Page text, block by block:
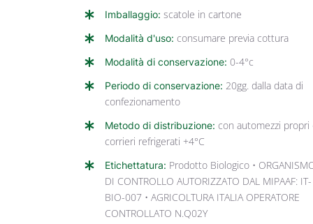
Imballaggio: scatole in cartone
Modalità d'uso: consumare previa cottura
Modalità di conservazione: 0-4°c
Periodo di conservazione: 20gg. dalla data di
confezionamento
Metodo di distribuzione: con automezzi propri
corrieri refrigerati +4°C
Etichettatura: Prodotto Biologico •
DI CONTROLLO AUTORIZZATO DAL MIPAAF: IT-
BIO-007 • AGRICOLTURA ITALIA OPERATORE
CONTROLLATO N.Q02Y